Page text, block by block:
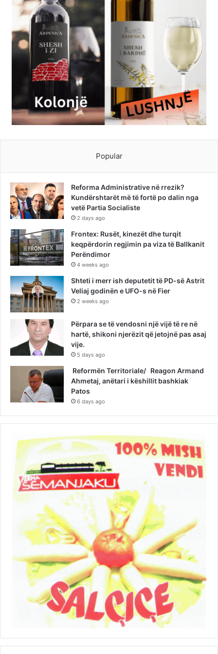
Popular
Reforma Administrative në rrezik?
Kundërshtarët më të fortë po dalin nga
vetë Partia Socialiste
2 days ago
Frontex: Rusët, kinezët dhe turqit
keqpërdorin regjimin pa viza të Ballkanit
Perëndimor
4 weeks ago
Shteti i merr ish deputetit të PD-së Astrit
Veliaj godinën e UFO-s në Fier
2 weeks ago
Përpara se të vendosni një vijë të re në
hartë, shikoni njerëzit që jetojnë pas asaj
vije.
5 days ago
Reformën Territoriale/ Reagon Armand
Ahmetaj, anëtari i këshillit bashkiak
Patos
6 days ago